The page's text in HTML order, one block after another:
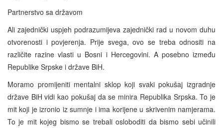
Partnerstvo sa državom
Ali zajednički uspjeh podrazumijeva zajednički rad u novom duhu
otvorenosti i povjerenja. Prije svega, ovo se treba odnositi na
različite razine vlasti u Bosni i Hercegovini. A posebno između
Republike Srpske i države BiH.
Moramo promijeniti mentalni sklop koji svaki pokušaj izgradnje
države BiH vidi kao pokušaj da se minira Republika Srpska. To je
mit koji je izronio iz sumnje i ima korijene u skrivenim namjerama.
To je mit kojeg bismo se trebali osloboditi da bismo sebi učinili